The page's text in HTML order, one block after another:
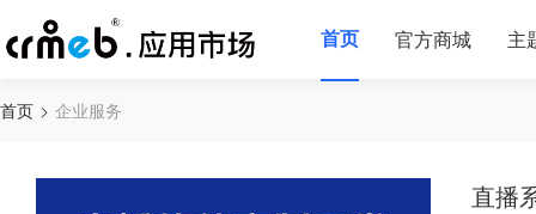
首页 官方商城 主
首页 企业服务
直播